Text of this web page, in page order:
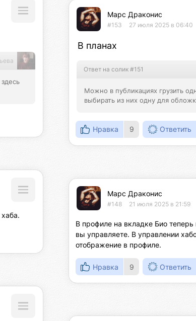
Марс Драконис
#153 27 июля 2025 в 06:40
В планах
Ответ на солик #151
Можно в публикациях грузить
выбирать из них одну для
Нравка 9 Ответить
Марс Драконис
#148 21 июля 2025 в 21:59
В профиле на вкладке Био
вы управляете. В управлении
отображение в профиле.
Нравка 9 Ответить